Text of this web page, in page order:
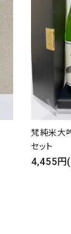
梵純米大
セット
4,455円